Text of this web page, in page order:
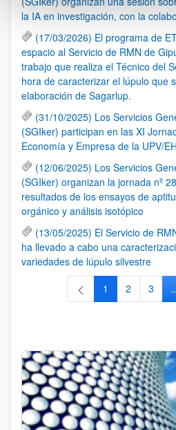
la IA en investigación, con la
(17/03/2026) El programa de
espacio al Servicio de RMN de
trabajo que realiza el Técnico del
hora de caracterizar el lúpulo que
elaboración de Sagarlup.
(31/10/2025) Los Servicios
(SGIker) participan en las XI
Economía y Empresa de la UPV/
(12/06/2025) Los Servicios
(SGIker) organizan la jornada nº
resultados de los ensayos de
orgánico y análisis isotópico
(13/05/2025) El Servicio de
ha llevado a cabo una
variedades de lúpulo silvestre
Página
1 Página
2 3